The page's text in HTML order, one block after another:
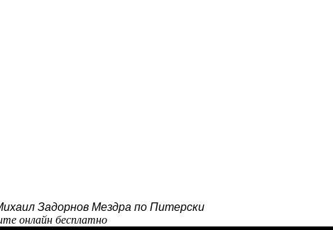
Задорнов Мездра по Питерски
онлайн бесплатно